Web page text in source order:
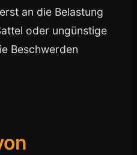
an die Belastung
oder ungünstige
Beschwerden